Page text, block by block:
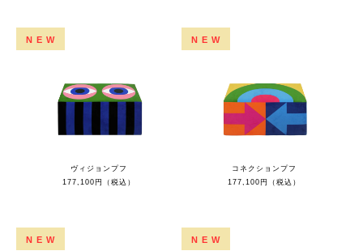
NEW
ヴィジョンプフ
177,100円（税込）
NEW
コネクションプフ
177,100円（税込）
NEW NEW